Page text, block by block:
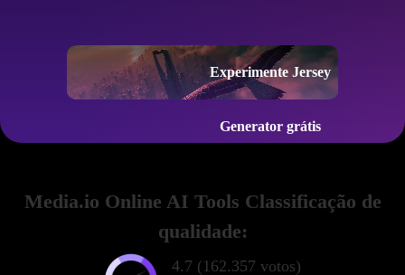
Experimente Jersey
Generator grátis
Media.io Online AI Tools Classificação de
qualidade:
4.7 (162.357 votos)